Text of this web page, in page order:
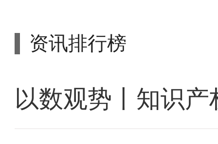
资讯排行榜
以数观势丨知识